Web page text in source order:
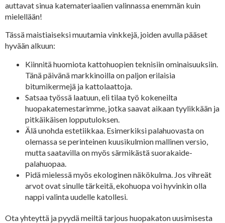
auttavat sinua katemateriaalien valinnassa enemmän kuin
mielellään!
Tässä maistiaiseksi muutamia vinkkejä, joiden avulla pääset
hyvään alkuun:
Kiinnitä huomiota kattohuopien teknisiin ominaisuuksiin.
Tänä päivänä markkinoilla on paljon erilaisia
bitumikermejä ja kattolaattoja.
Satsaa työssä laatuun, eli tilaa työ kokeneilta
huopakatemestarimme, jotka saavat aikaan tyylikkään ja
pitkäikäisen lopputuloksen.
Älä unohda estetiikkaa. Esimerkiksi palahuovasta on
olemassa se perinteinen kuusikulmion mallinen versio,
mutta saatavilla on myös särmikästä suorakaide-
palahuopaa.
Pidä mielessä myös ekologinen näkökulma. Jos vihreät
arvot ovat sinulle tärkeitä, ekohuopa voi hyvinkin olla
nappi valinta uudelle katollesi.
Ota yhteyttä ja pyydä meiltä tarjous huopakaton uusimisesta